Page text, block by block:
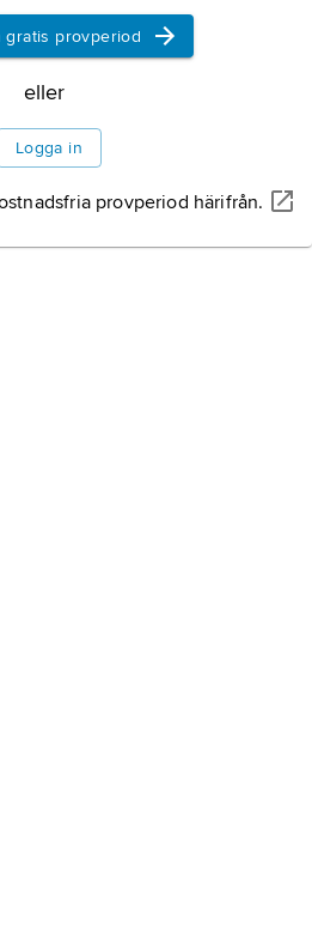
gratis provperiod
eller
Logga in
provperiod härifrån.